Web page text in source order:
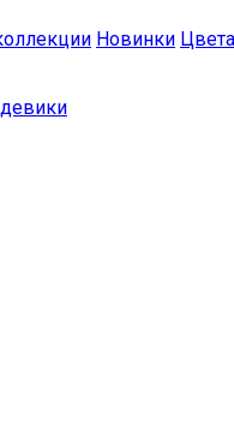
Новинки Цвета